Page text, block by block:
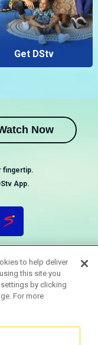
Get DStv
Now
fingertip.
App.
to help deliver
this site you
by clicking
For more